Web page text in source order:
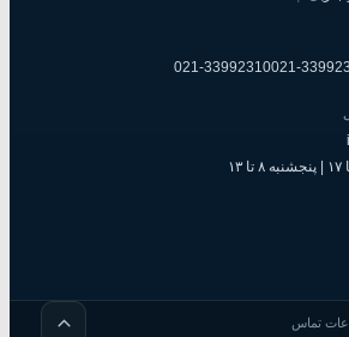
021-33992310021-
تماس